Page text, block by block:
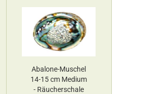
Abalone-Muschel
14-15 cm Medium
- Räucherschale